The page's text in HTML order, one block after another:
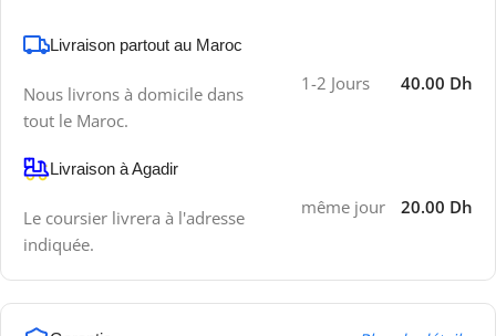
Livraison partout au Maroc
Nous livrons à domicile dans
tout le Maroc.
1-2 Jours 40.00 Dh
Livraison à Agadir
Le coursier livrera à l'adresse
indiquée.
même jour 20.00 Dh